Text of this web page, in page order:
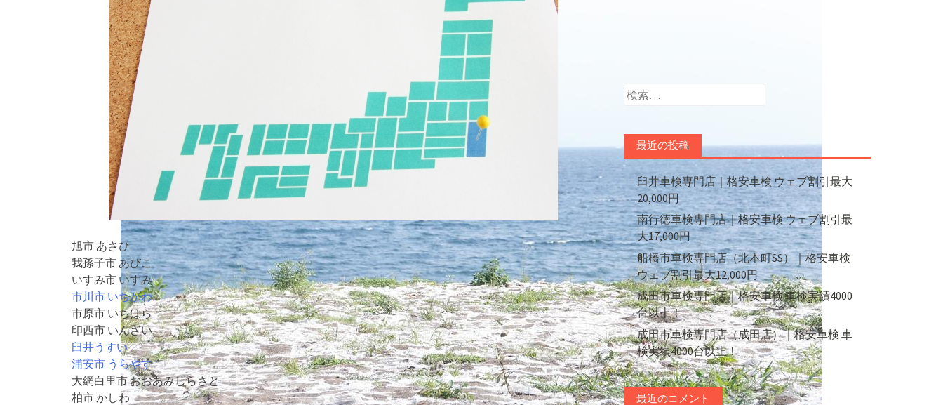
旭市 あさひ
我孫子市 あびこ
いすみ市 いすみ
市川市 いちかわ
市原市 いちはら
印西市 いんざい
臼井うすい
浦安市 うらやす
大網白里市 おおあみしらさと
柏市 かしわ
検
最近の投稿
臼井車検専門店｜格安車検 ウェブ割引最大
20,000円
南行徳車検専門店｜格安車検 ウェブ割引最
大17,000円
船橋市車検専門店（北本町SS）｜格安車検
ウェブ割引最大12,000円
成田市車検専門店｜格安車検 車検実績4000
台以上！
成田市車検専門店（成田店）｜格安車検 車
検実績4000台以上！
最近のコメント